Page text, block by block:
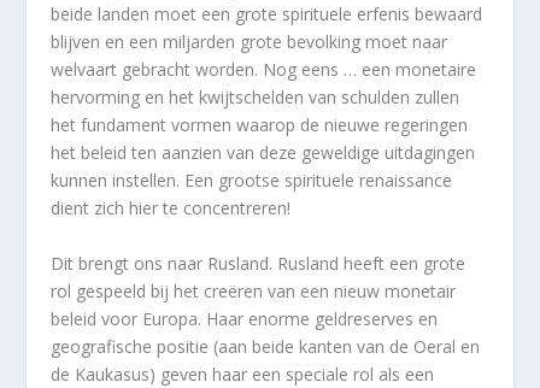
beide landen moet een grote spirituele erfenis bewaard
blijven en een miljarden grote bevolking moet naar
welvaart gebracht worden. Nog eens … een monetaire
hervorming en het kwijtschelden van schulden zullen
het fundament vormen waarop de nieuwe regeringen
het beleid ten aanzien van deze geweldige uitdagingen
kunnen instellen. Een grootse spirituele renaissance
dient zich hier te concentreren!
Dit brengt ons naar Rusland. Rusland heeft een grote
rol gespeeld bij het creëren van een nieuw monetair
beleid voor Europa. Haar enorme geldreserves en
geografische positie (aan beide kanten van de Oeral en
de Kaukasus) geven haar een speciale rol als een